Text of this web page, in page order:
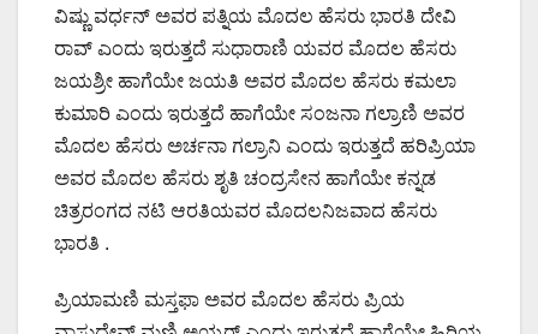
ವಿಷ್ಣು ವರ್ಧನ್ ಅವರ ಪತ್ನಿಯ ಮೊದಲ ಹೆಸರು ಭಾರತಿ ದೇವಿ
ರಾವ್ ಎಂದು ಇರುತ್ತದೆ ಸುಧಾರಾಣಿ ಯವರ ಮೊದಲ ಹೆಸರು
ಜಯಶ್ರೀ ಹಾಗೆಯೇ ಜಯತಿ ಅವರ ಮೊದಲ ಹೆಸರು ಕಮಲಾ
ಕುಮಾರಿ ಎಂದು ಇರುತ್ತದೆ ಹಾಗೆಯೇ ಸಂಜನಾ ಗಲ್ರಾಣಿ ಅವರ
ಮೊದಲ ಹೆಸರು ಅರ್ಚನಾ ಗಲ್ರಾನಿ ಎಂದು ಇರುತ್ತದೆ ಹರಿಪ್ರಿಯಾ
ಅವರ ಮೊದಲ ಹೆಸರು ಶೃತಿ ಚಂದ್ರಸೇನ ಹಾಗೆಯೇ ಕನ್ನಡ
ಚಿತ್ರರಂಗದ ನಟಿ ಆರತಿಯವರ ಮೊದಲನಿಜವಾದ ಹೆಸರು
ಭಾರತಿ .
ಪ್ರಿಯಾಮಣಿ ಮಸ್ತಫಾ ಅವರ ಮೊದಲ ಹೆಸರು ಪ್ರಿಯ